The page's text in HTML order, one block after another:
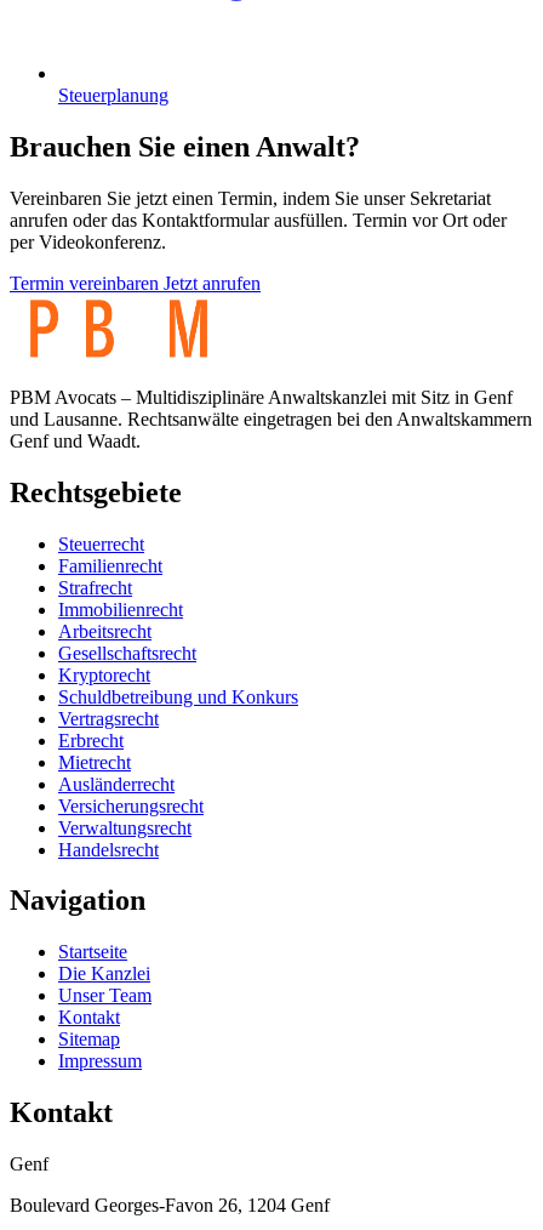
Steuerplanung
Brauchen Sie einen Anwalt?
Vereinbaren Sie jetzt einen Termin, indem Sie unser Sekretariat
anrufen oder das Kontaktformular ausfüllen. Termin vor Ort oder
per Videokonferenz.
Termin vereinbaren Jetzt anrufen
PBM Avocats – Multidisziplinäre Anwaltskanzlei mit Sitz in Genf
und Lausanne. Rechtsanwälte eingetragen bei den Anwaltskammern
Genf und Waadt.
Rechtsgebiete
Steuerrecht
Familienrecht
Strafrecht
Immobilienrecht
Arbeitsrecht
Gesellschaftsrecht
Kryptorecht
Schuldbetreibung und Konkurs
Vertragsrecht
Erbrecht
Mietrecht
Ausländerrecht
Versicherungsrecht
Verwaltungsrecht
Handelsrecht
Navigation
Startseite
Die Kanzlei
Unser Team
Kontakt
Sitemap
Impressum
Kontakt
Genf
Boulevard Georges-Favon 26, 1204 Genf